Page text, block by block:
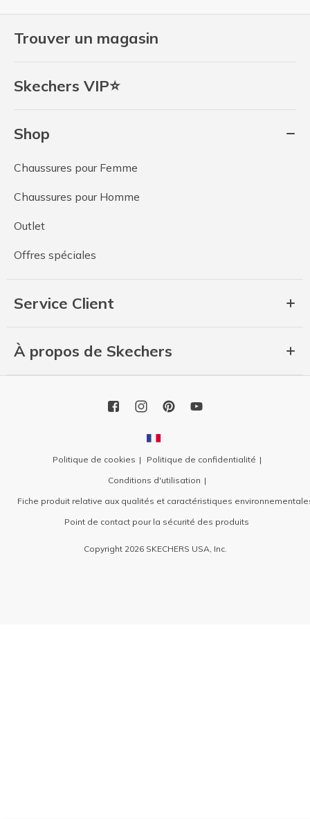
Trouver un magasin
Skechers VIP⭐
Shop
Chaussures pour Femme
Chaussures pour Homme
Outlet
Offres spéciales
Service Client
À propos de Skechers
Politique de cookies
Politique de confidentialité
Conditions d'utilisation
Fiche produit relative aux qualités et caractéristiques
Point de contact pour la sécurité des produits
Copyright 2026 SKECHERS USA, Inc.